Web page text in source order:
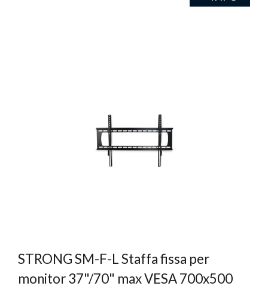
STRONG SM-F-L Staffa fissa per
monitor 37"/70" max VESA 700x500